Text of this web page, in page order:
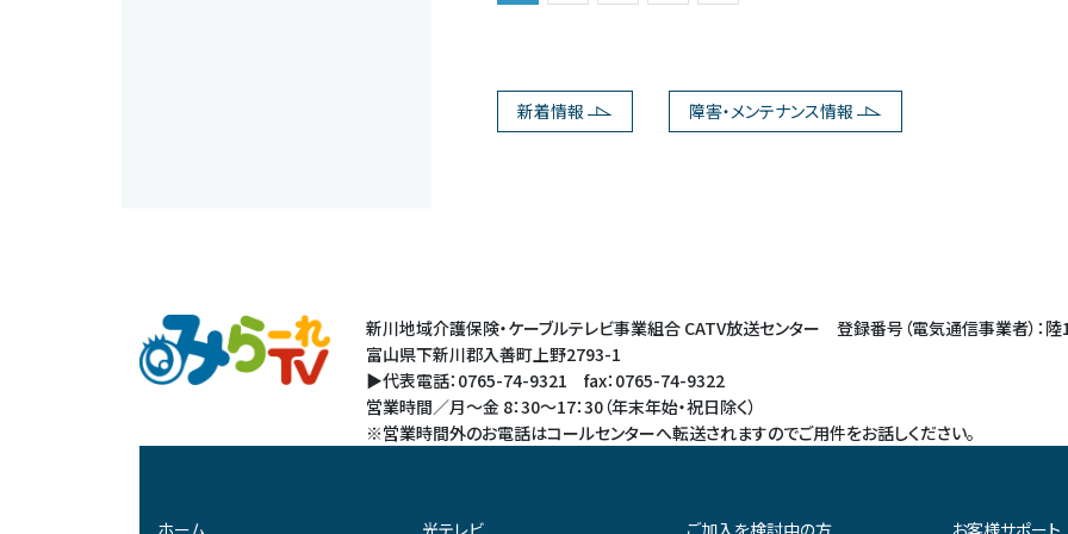
新着情報 障害・メンテナンス情報
新川地域介護保険・ケーブルテレビ事業組合 CATV放送センター 登録番号（電気通信事業者）：陸
富山県下新川郡入善町上野2793-1
▶代表電話：0765-74-9321 fax：0765-74-9322
営業時間／月～金 8：30～17：30（年末年始・祝日除く）
※営業時間外のお電話はコールセンターへ転送されますのでご用件をお話しください。
ホーム 光テレビ ご加入を検討中の方 お客様サポート